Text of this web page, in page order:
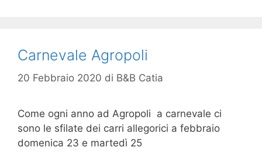
Carnevale Agropoli
20 Febbraio 2020 di B&B Catia
Come ogni anno ad Agropoli a carnevale ci
sono le sfilate dei carri allegorici a febbraio
domenica 23 e martedì 25